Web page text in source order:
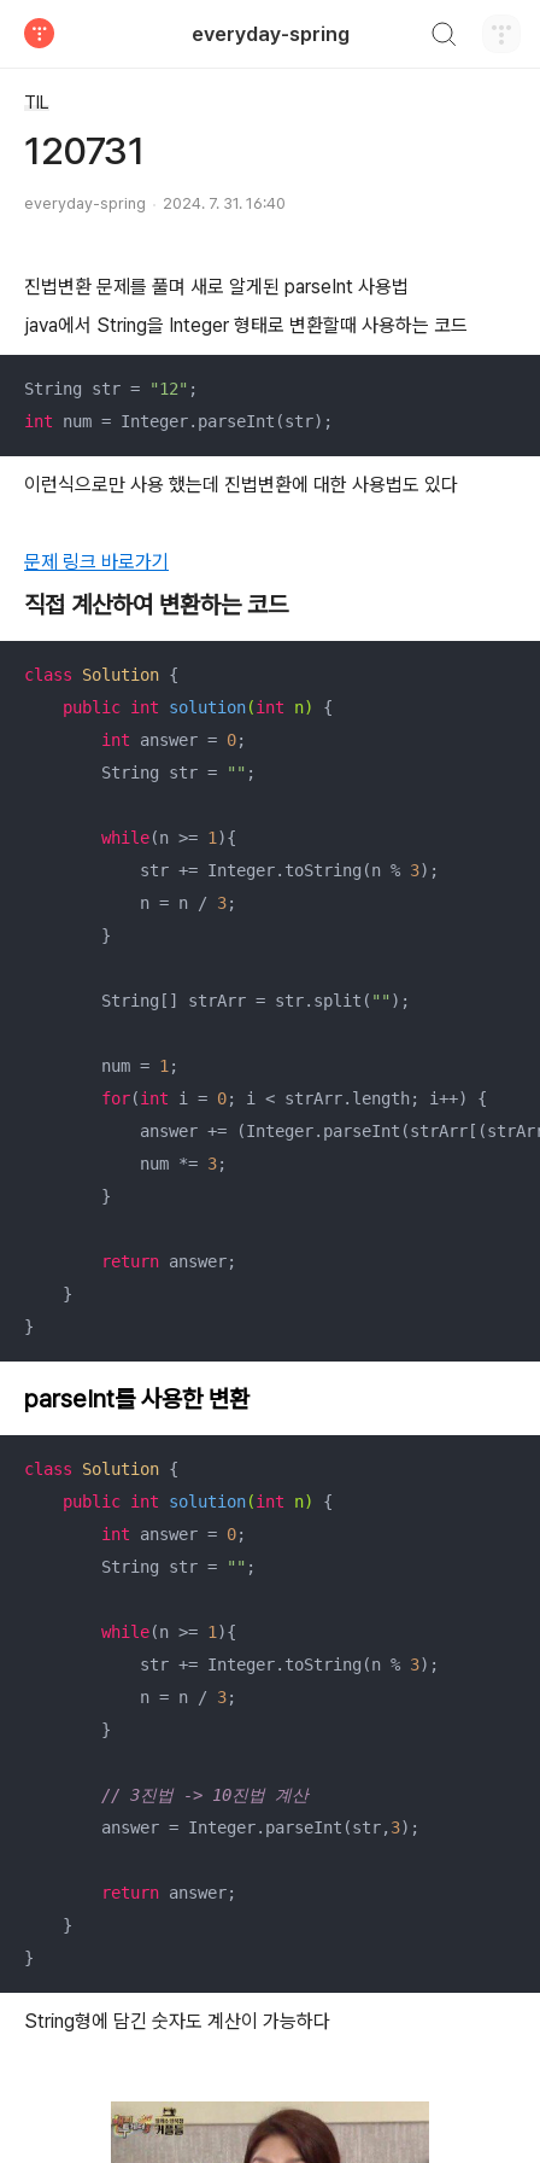
everyday-spring
TIL
120731
everyday-spring 2024. 7. 31. 16:40
진법변환 문제를 풀며 새로 알게된 parseInt 사용법
java에서 String을 Integer 형태로 변환할때 사용하는 코드
String str = "12"
int num = Integer.parseInt(str);
이런식으로만 사용 했는데 진법변환에 대한 사용법도 있다
문제 링크 바로가기
직접 계산하여 변환하는 코드
class Solution {
public int solution(int n)
{
int answer = 0;
        String str =
"" ;
while(n >= 1 ){
            str += Integer.toString(n %
3);
            n = n /
3;
        }
        String[] strArr = str.split(
"" );
        num =
1 ;
for(int i = 0; i < strArr.length; i++) {
answer +=
            num *=
3;
        }
return answer;
    }
}
parseInt를 사용한 변환
class Solution {
public int solution(int n)
{
int answer = 0;
        String str =
"" ;
while(n >= 1 ){
            str += Integer.toString(n %
3);
            n = n /
3;
        }
// 3진법 -> 10진법 계산
        answer = Integer.parseInt(str,
3);
return answer;
    }
}
String형에 담긴 숫자도 계산이 가능하다